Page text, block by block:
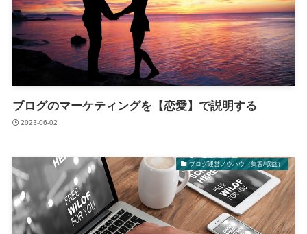
ブログのマーケティングを【恋愛】で説明する
2023-06-02
ブログ運営ノウハウ（集客/収益）